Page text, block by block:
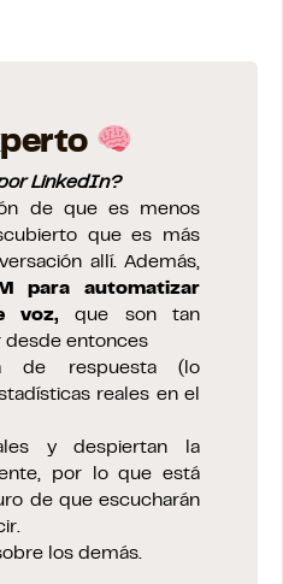
LinkedIn?
de que es menos
que es más
allí. Además,
para automatizar
voz, que son tan
desde entonces
de respuesta (lo
reales en el
y despiertan la
por lo que está
de que escucharán
los demás.